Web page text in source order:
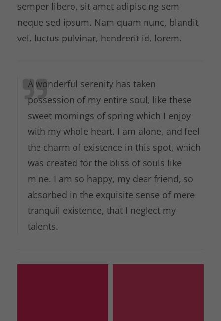
semper libero, sit amet adipiscing sem
neque sed ipsum. Nam quam nunc, blandit
vel, luctus pulvinar, hendrerit id, lorem.
A wonderful serenity has taken
possession of my entire soul, like these
sweet mornings of spring which I enjoy
with my whole heart. I am alone, and feel
the charm of existence in this spot, which
was created for the bliss of souls like
mine. I am so happy, my dear friend, so
absorbed in the exquisite sense of mere
tranquil existence, that I neglect my
talents.